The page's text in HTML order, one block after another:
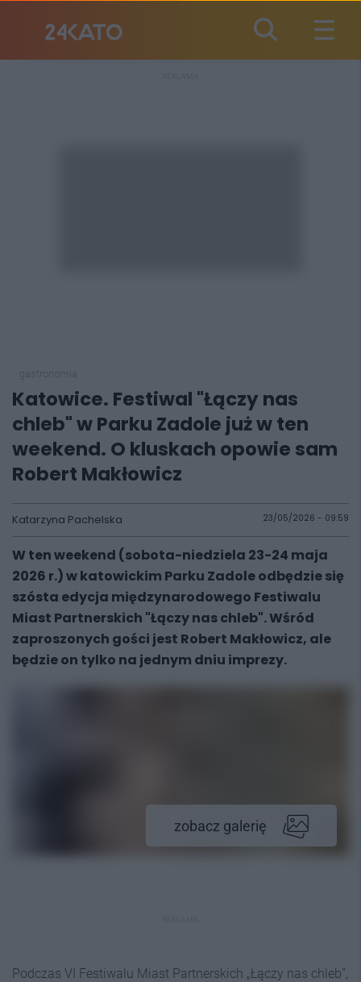
Katowice. Festiwal "Łączy nas
chleb" w Parku Zadole już w ten
weekend. O kluskach opowie sam
Robert Makłowicz
Katarzyna Pachelska 23/05/2026 - 09:59
W ten weekend (sobota-niedziela 23-24 maja
2026 r.) w katowickim Parku Zadole odbędzie się
szósta edycja międzynarodowego Festiwalu
Miast Partnerskich "Łączy nas chleb". Wśród
zaproszonych gości jest Robert Makłowicz, ale
będzie on tylko na jednym dniu imprezy.
zobacz galerię
Podczas VI Festiwalu Miast Partnerskich „Łączy nas chleb”,